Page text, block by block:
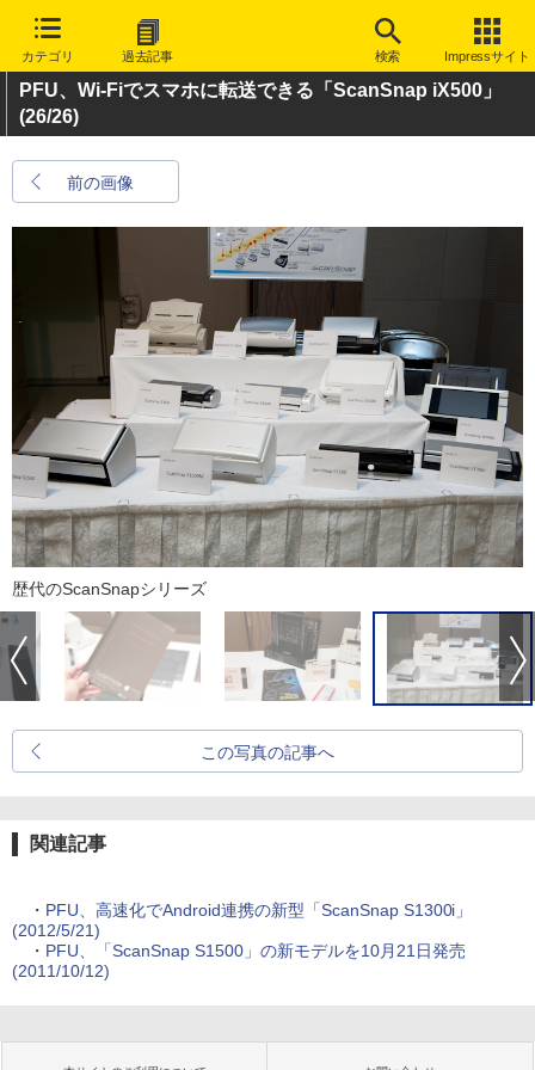
カテゴリ 過去記事 検索 Impressサイト
PFU、Wi-Fiでスマホに転送できる「ScanSnap iX500」
(26/26)
前の画像
歴代のScanSnapシリーズ
この写真の記事へ
関連記事
・ PFU、高速化でAndroid連携の新型「ScanSnap S1300i」
(2012/5/21)
・ PFU、「ScanSnap S1500」の新モデルを10月21日発売
(2011/10/12)